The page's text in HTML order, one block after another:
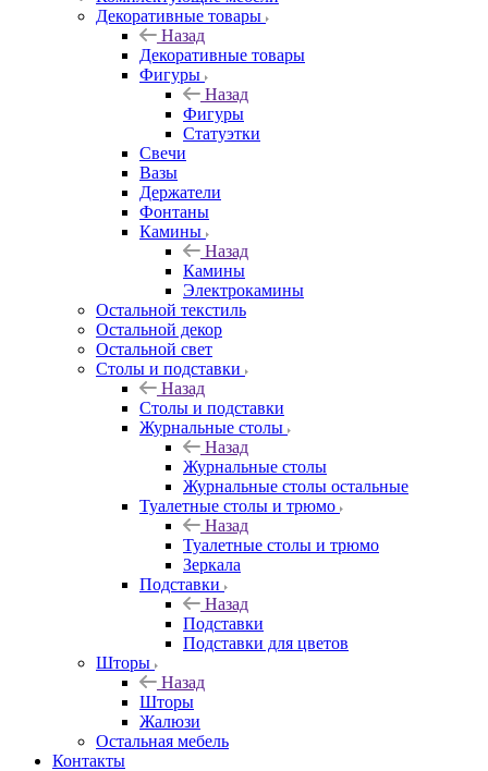
Декоративные товары
Назад
Декоративные товары
Фигуры
Назад
Фигуры
Статуэтки
Свечи
Вазы
Держатели
Фонтаны
Камины
Назад
Камины
Электрокамины
Остальной текстиль
Остальной декор
Остальной свет
Столы и подставки
Назад
Столы и подставки
Журнальные столы
Назад
Журнальные столы
Журнальные столы остальные
Туалетные столы и трюмо
Назад
Туалетные столы и трюмо
Зеркала
Подставки
Назад
Подставки
Подставки для цветов
Шторы
Назад
Шторы
Жалюзи
Остальная мебель
Контакты